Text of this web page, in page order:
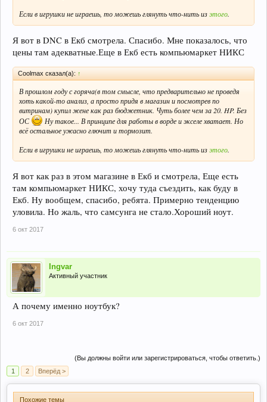
Если в игрушки не играешь, то можешь глянуть что-нить изэтого.
Я вот в DNC в Екб смотрела. Спасибо. Мне показалось, что
цены там адекватные.Еще в Екб есть компьюмаркет НИКС
Coolmax сказал(а): ↑
В прошлом году с горяча(в том смысле, что предварительно не проведя
хоть какой-то анализ, а просто придя в магазин и посмотрев по
витринам) купил жене как раз бюджетник. Чуть более чем за 20. HP. Без
ОС
Ну такое... В принципе для работы в ворде и экселе хватает. Но
всё остальное ужасно глючит и тормозит.
Если в игрушки не играешь, то можешь глянуть что-нить изэтого.
Я вот как раз в этом магазине в Екб и смотрела, Еще есть
там компьюмаркет НИКС, хочу туда съездить, как буду в
Екб. Ну вообщем, спасибо, ребята. Примерно тенденцию
уловила. Но жаль, что самсунга не стало.Хороший ноут.
6 окт 2017
Ingvar
Активный участник
А почему именно ноутбук?
6 окт 2017
(Вы должны войти или зарегистрироваться, чтобы ответить.)
1
2 Вперёд >
Похожие темы